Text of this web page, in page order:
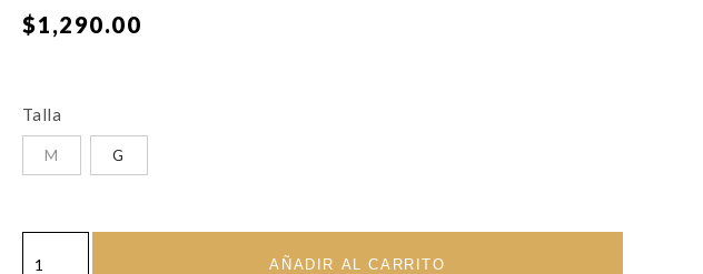
$1,290.00
Talla
M G
Denim
AÑADIR AL CARRITO